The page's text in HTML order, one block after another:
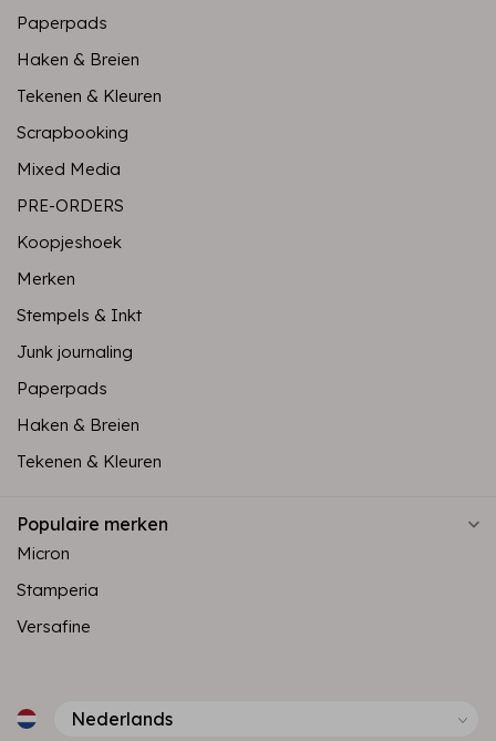
Paperpads
Haken & Breien
Tekenen & Kleuren
Scrapbooking
Mixed Media
PRE-ORDERS
Koopjeshoek
Merken
Stempels & Inkt
Junk journaling
Paperpads
Haken & Breien
Tekenen & Kleuren
Populaire merken
Micron
Stamperia
Versafine